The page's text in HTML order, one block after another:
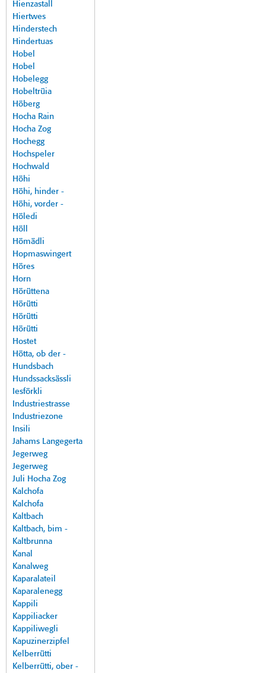
Hienzastall
Hiertwes
Hinderstech
Hindertuas
Hobel
Hobel
Hobelegg
Hobeltrüia
Höberg
Hocha Rain
Hocha Zog
Hochegg
Hochspeler
Hochwald
Höhi
Höhi, hinder -
Höhi, vorder -
Höledi
Höll
Hömädli
Hopmaswingert
Höres
Horn
Hörüttena
Hörütti
Hörütti
Hörütti
Hostet
Hötta, ob der -
Hundsbach
Hundssacksässli
Iesförkli
Industriestrasse
Industriezone
Insili
Jahams Langegerta
Jegerweg
Jegerweg
Juli Hocha Zog
Kalchofa
Kalchofa
Kaltbach
Kaltbach, bim -
Kaltbrunna
Kanal
Kanalweg
Kaparalateil
Kaparalenegg
Kappili
Kappiliacker
Kappiliwegli
Kapuzinerzipfel
Kelberrütti
Kelberrütti, ober -